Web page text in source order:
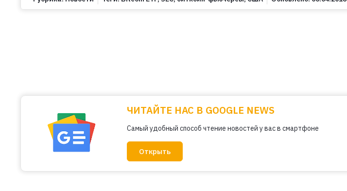
ЧИТАЙТЕ НАС В GOOGLE NEWS
Самый удобный способ чтение новостей у вас в смартфоне
Открыть